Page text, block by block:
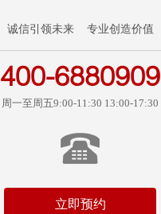
诚信引领未来 专业创造价值
400-6880909
周一至周五9:00-11:30 13:00-17:30
立即预约